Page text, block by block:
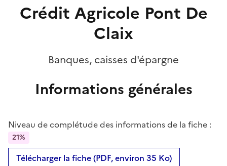
Crédit Agricole Pont De
Claix
Banques, caisses d'épargne
Informations générales
Niveau de complétude des informations de la fiche :
21%
Télécharger la fiche (PDF, environ 35 Ko)